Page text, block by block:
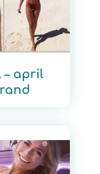
– april